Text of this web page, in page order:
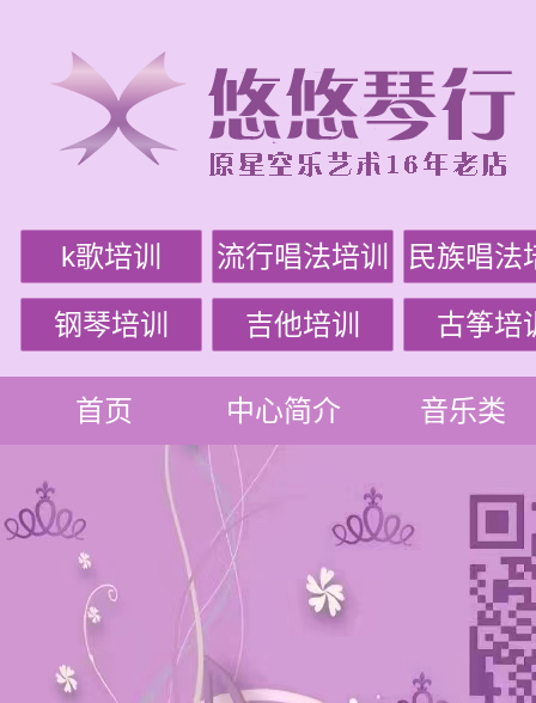
k歌培训 流行唱法培训 民族唱法
钢琴培训 吉他培训 古筝培
首页 中心简介 音乐类